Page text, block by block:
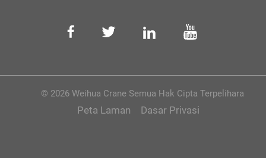
© 2026 Weihua Crane Semua Hak Cipta Terpelihara
Peta Laman Dasar Privasi